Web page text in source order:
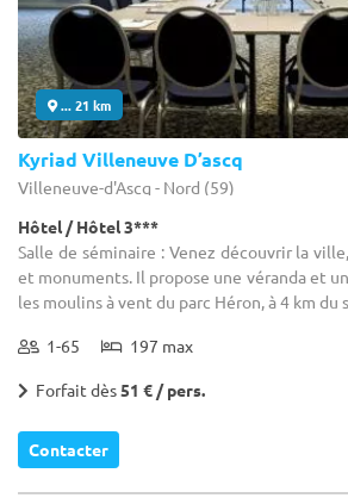
... 21 km
Kyriad Villeneuve D’ascq
Villeneuve-d'Ascq - Nord (59)
Hôtel / Hôtel 3***
Salle de séminaire : Venez découvrir la
et monuments. Il propose une véranda et
les moulins à vent du parc Héron, à 4 km du
1-65 197 max
Forfait dès51 € / pers.
Contacter